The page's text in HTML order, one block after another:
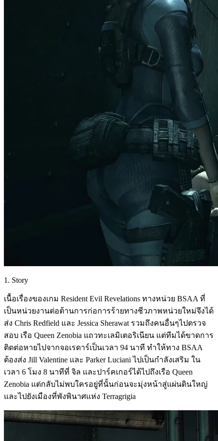
1. Story
เนื้อเรื่องของเกม Resident Evil Revelations ทางหน่วย BSAA ที่
เป็นหน่วยงานต่อต้านการก่อการร้ายทางชีวภาพหน่วยใหม่จึงได้
ส่ง Chris Redfield และ Jessica Sherawat รวมถึงคนอื่นๆไปตรวจ
สอบ เรือ Queen Zenobia แถวทะเลมิเตอริเนียน แต่ทีมได้ขาดการ
ติดต่อหายไปจากจอเรดาร์เป็นเวลา 94 นาที ทำให้ทาง BSAA
ต้องส่ง Jill Valentine และ Parker Luciani ไปเป็นกำลังเสริม ใน
เวลา 6 โมง 8 นาทีที่ จิล และปาร์คเกอร์ได้ไปถึงเรือ Queen
Zenobia แต่กลับไม่พบใครอยู่ที่นั้นก่อนจะมุ่งหน้าสู่แผ่นดินใหญ่
และไปยังเมืองที่พังพินาศแห่ง Terragrigia